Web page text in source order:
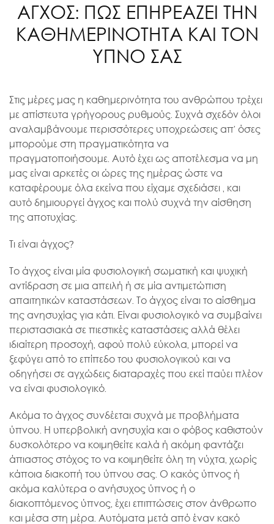
ΑΓΧΟΣ: ΠΩΣ ΕΠΗΡΕΑΖΕΙ ΤΗΝ
ΚΑΘΗΜΕΡΙΝΟΤΗΤΑ ΚΑΙ ΤΟΝ
ΥΠΝΟ ΣΑΣ
Στις μέρες μας η καθημερινότητα του ανθρώπου τρέχει
με απίστευτα γρήγορους ρυθμούς. Συχνά σχεδόν όλοι
αναλαμβάνουμε περισσότερες υποχρεώσεις απ’ όσες
μπορούμε στη πραγματικότητα να
πραγματοποιήσουμε. Αυτό έχει ως αποτέλεσμα να μη
μας είναι αρκετές οι ώρες της ημέρας ώστε να
καταφέρουμε όλα εκείνα που είχαμε σχεδιάσει , και
αυτό δημιουργεί άγχος και πολύ συχνά την αίσθηση
της αποτυχίας.
Τι είναι άγχος?
Το άγχος είναι μία φυσιολογική σωματική και ψυχική
αντίδραση σε μια απειλή ή σε μία αντιμετώπιση
απαιτητικών καταστάσεων. Το άγχος είναι το αίσθημα
της ανησυχίας για κάτι. Είναι φυσιολογικό να συμβαίνει
περιστασιακά σε πιεστικές καταστάσεις αλλά θέλει
ιδιαίτερη προσοχή, αφού πολύ εύκολα, μπορεί να
ξεφύγει από το επίπεδο του φυσιολογικού και να
οδηγήσει σε αγχώδεις διαταραχές που εκεί παύει πλέον
να είναι φυσιολογικό.
Ακόμα το άγχος συνδέεται συχνά με προβλήματα
ύπνου. Η υπερβολική ανησυχία και ο φόβος καθιστούν
δυσκολότερο να κοιμηθείτε καλά ή ακόμη φαντάζει
άπιαστος στόχος το να κοιμηθείτε όλη τη νύχτα, χωρίς
κάποια διακοπή του ύπνου σας. Ο κακός ύπνος ή
ακόμα καλύτερα ο ανήσυχος ύπνος ή ο
διακοπτόμενος ύπνος, έχει επιπτώσεις στον άνθρωπο
και μέσα στη μέρα. Αυτόματα μετά από έναν κακό